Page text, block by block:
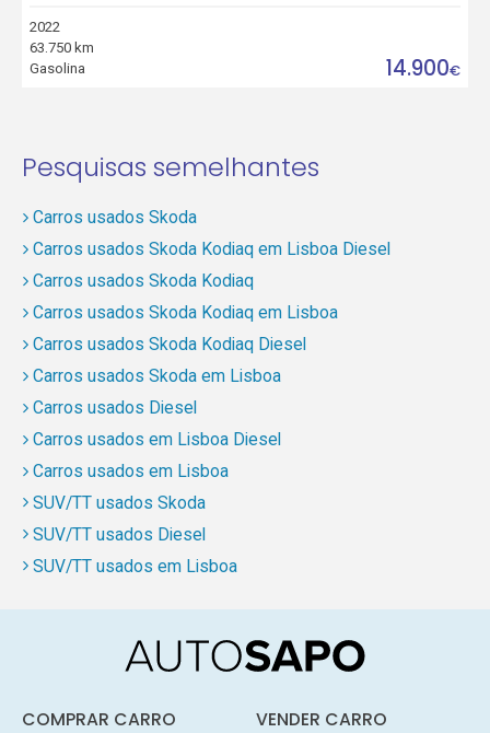
2022
63.750 km
Gasolina
14.900€
Pesquisas semelhantes
Carros usados Skoda
Carros usados Skoda Kodiaq em Lisboa Diesel
Carros usados Skoda Kodiaq
Carros usados Skoda Kodiaq em Lisboa
Carros usados Skoda Kodiaq Diesel
Carros usados Skoda em Lisboa
Carros usados Diesel
Carros usados em Lisboa Diesel
Carros usados em Lisboa
SUV/TT usados Skoda
SUV/TT usados Diesel
SUV/TT usados em Lisboa
COMPRAR CARRO VENDER CARRO